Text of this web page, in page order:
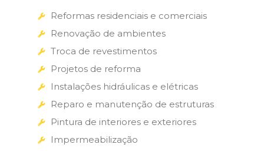
Reformas residenciais e comerciais
Renovação de ambientes
Troca de revestimentos
Projetos de reforma
Instalações hidráulicas e elétricas
Reparo e manutenção de estruturas
Pintura de interiores e exteriores
Impermeabilização